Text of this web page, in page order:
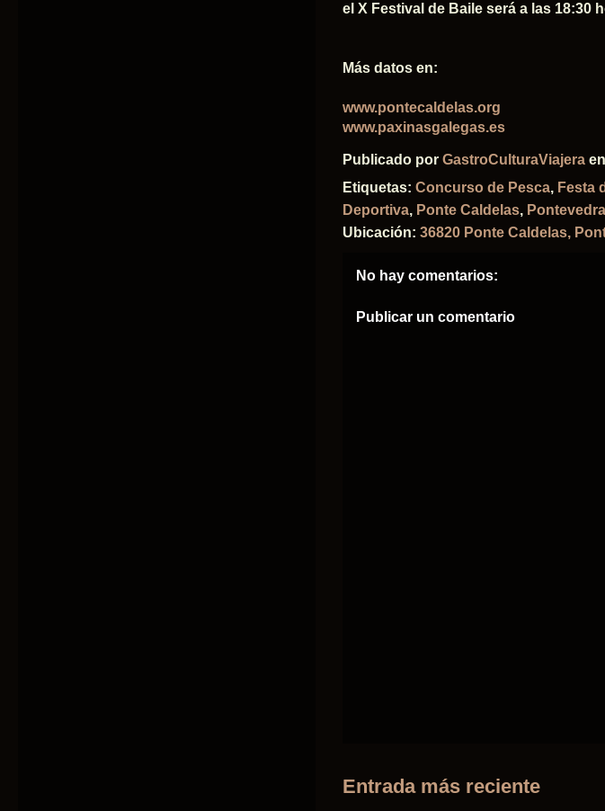
el X Festival de Baile será a las 18:30
Más datos en:
www.pontecaldelas.org
www.paxinasgalegas.es
Publicado por GastroCulturaViajera en
Etiquetas: Concurso de Pesca, Festa
Deportiva, Ponte Caldelas, Pontevedra
Ubicación: 36820 Ponte Caldelas,
No hay comentarios:
Publicar un comentario
Entrada más reciente